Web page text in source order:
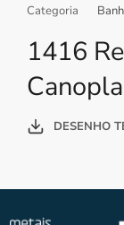
Categoria
1416
Canopla
DESENHO